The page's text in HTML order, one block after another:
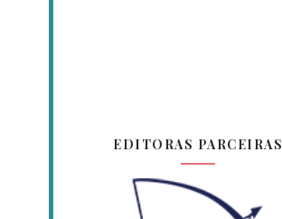
EDITORAS PARCEIRAS